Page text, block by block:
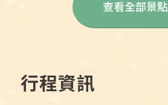
查看全部景點
行程資訊